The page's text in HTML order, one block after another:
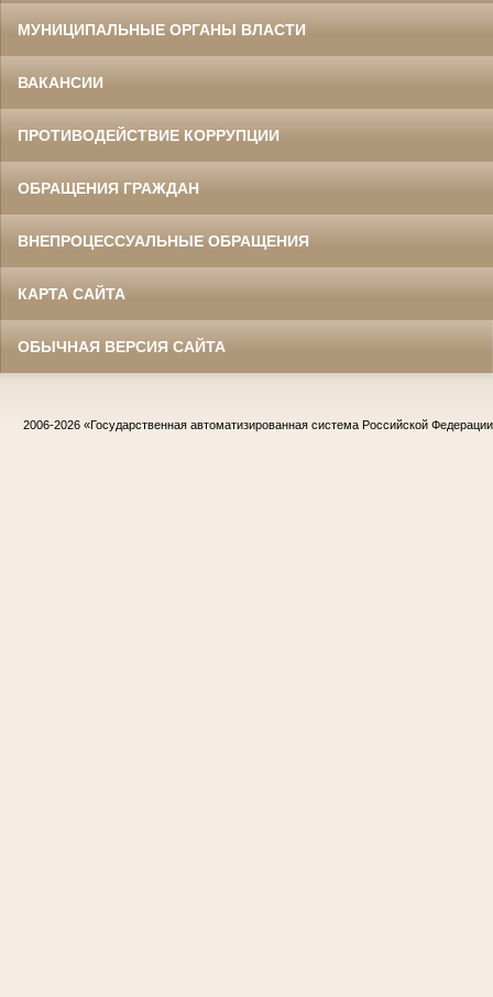
МУНИЦИПАЛЬНЫЕ ОРГАНЫ ВЛАСТИ
ВАКАНСИИ
ПРОТИВОДЕЙСТВИЕ КОРРУПЦИИ
ОБРАЩЕНИЯ ГРАЖДАН
ВНЕПРОЦЕССУАЛЬНЫЕ ОБРАЩЕНИЯ
КАРТА САЙТА
ОБЫЧНАЯ ВЕРСИЯ САЙТА
2006-2026 «Государственная автоматизированная система Российской